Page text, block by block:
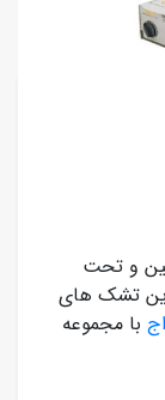
و تحت
تشک های
با مجموعه